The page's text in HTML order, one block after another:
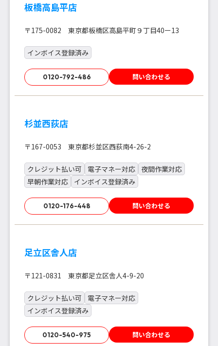
板橋高島平店
〒175-0082 東京都板橋区高島平町９丁目40ー13
インボイス登録済み
0120-792-486 問い合わせる
杉並西荻店
〒167-0053 東京都杉並区西荻南4-26-2
クレジット払い可 電子マネー対応
夜間作業対応
早朝作業対応
インボイス登録済み
0120-176-448 問い合わせる
足立区舎人店
〒121-0831 東京都足立区舎人4-9-20
クレジット払い可
電子マネー対応
インボイス登録済み
0120-540-975 問い合わせる